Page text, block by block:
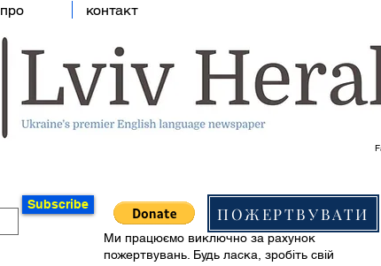
про контакт
Subscribe ПОЖЕРТВУВАТИ
Ми працюємо виключно за рахунок
пожертвувань. Будь ласка, зробіть свій